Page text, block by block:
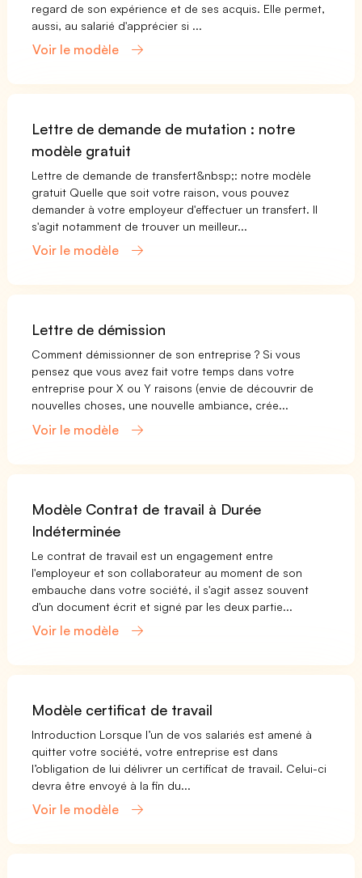
regard de son expérience et de ses acquis. Elle permet,
aussi, au salarié d'apprécier si ...
Voir le modèle
Lettre de demande de mutation : notre
modèle gratuit
Lettre de demande de transfert&nbsp;: notre modèle
gratuit Quelle que soit votre raison, vous pouvez
demander à votre employeur d'effectuer un transfert. Il
s'agit notamment de trouver un meilleur...
Voir le modèle
Lettre de démission
Comment démissionner de son entreprise ? Si vous
pensez que vous avez fait votre temps dans votre
entreprise pour X ou Y raisons (envie de découvrir de
nouvelles choses, une nouvelle ambiance, crée...
Voir le modèle
Modèle Contrat de travail à Durée
Indéterminée
Le contrat de travail est un engagement entre
l'employeur et son collaborateur au moment de son
embauche dans votre société, il s'agit assez souvent
d'un document écrit et signé par les deux partie...
Voir le modèle
Modèle certificat de travail
Introduction Lorsque l’un de vos salariés est amené à
quitter votre société, votre entreprise est dans
l’obligation de lui délivrer un certificat de travail. Celui-ci
devra être envoyé à la fin du...
Voir le modèle